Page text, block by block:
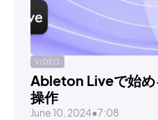
VIDEO
Ableton Liveで始
操作
June 10, 2024•7:08